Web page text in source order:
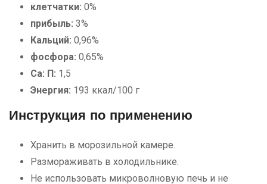
клетчатки: 0%
прибыль: 3%
Кальций: 0,96%
фосфора: 0,65%
Са: П: 1,5
Энергия: 193 ккал/100 г
Инструкция по применению
Хранить в морозильной камере.
Размораживать в холодильнике.
Не использовать микроволновую печь и не